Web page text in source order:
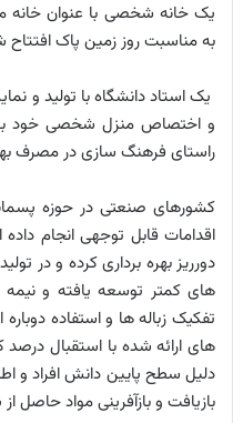
یک خانه شخصی با عنوان خانه
به مناسبت روز زمین پاک افتتاح
یک استاد دانشگاه با تولید و
و اختصاص منزل شخصی خود به
راستای فرهنگ سازی در مصرف
کشورهای صنعتی در حوزه
اقدامات قابل توجهی انجام داده
دورریز بهره برداری کرده و در
های کمتر توسعه یافته و
تفکیک زباله ها و استفاده
های ارائه شده با استقبال
دلیل سطح پایین دانش افراد و
بازیافت و بازآفرینی مواد حاصل